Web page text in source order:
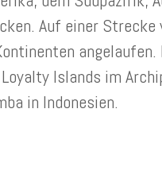
Auf einer
Islands im
in Indonesien.